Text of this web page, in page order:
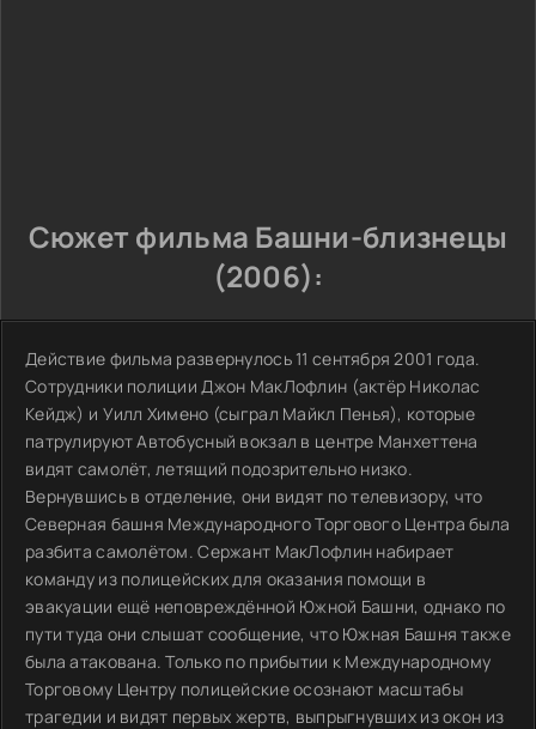
Сюжет фильма Башни-близнецы
(2006):
Действие фильма развернулось 11 сентября 2001 года.
Сотрудники полиции Джон МакЛофлин (актёр Николас
Кейдж) и Уилл Химено (сыграл Майкл Пенья), которые
патрулируют Автобусный вокзал в центре Манхеттена
видят самолёт, летящий подозрительно низко.
Вернувшись в отделение, они видят по телевизору, что
Северная башня Международного Торгового Центра была
разбита самолётом. Сержант МакЛофлин набирает
команду из полицейских для оказания помощи в
эвакуации ещё неповреждённой Южной Башни, однако по
пути туда они слышат сообщение, что Южная Башня также
была атакована. Только по прибытии к Международному
Торговому Центру полицейские осознают масштабы
трагедии и видят первых жертв, выпрыгнувших из окон из